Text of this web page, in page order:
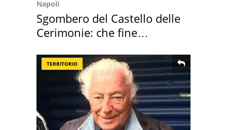
Napoli
Sgombero del Castello delle
Cerimonie: che fine
TERRITORIO